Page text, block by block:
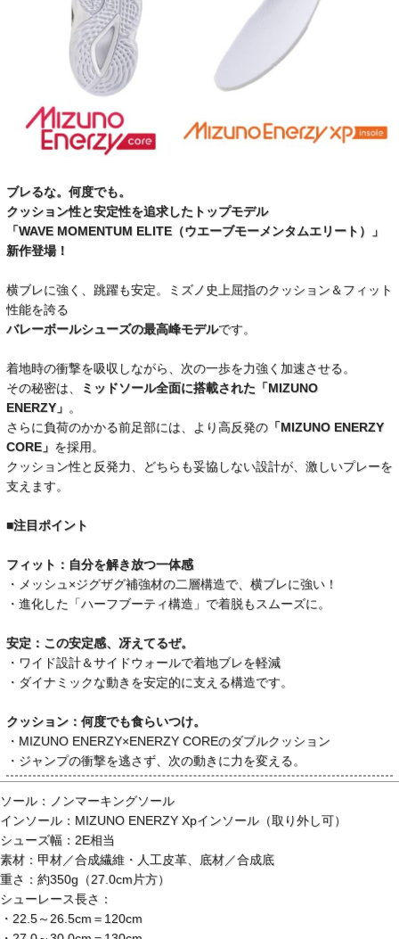
ブレるな。何度でも。
クッション性と安定性を追求したトップモデル
「WAVE MOMENTUM ELITE（ウエーブモーメンタムエリート）」
新作登場！
横ブレに強く、跳躍も安定。ミズノ史上屈指のクッション＆フィット
性能を誇る
バレーボールシューズの最高峰モデルです。
着地時の衝撃を吸収しながら、次の一歩を力強く加速させる。
その秘密は、
ミッドソール全面に搭載された「MIZUNO
ENERZY」 。
さらに負荷のかかる前足部には、より高反発の「MIZUNO ENERZY
CORE」 を採用。
クッション性と反発力、どちらも妥協しない設計が、激しいプレーを
支えます。
■注目ポイント
フィット：自分を解き放つ一体感
・メッシュ×ジグザグ補強材の二層構造で、横ブレに強い！
・進化した「ハーフブーティ構造」で着脱もスムーズに。
安定：この安定感、冴えてるぜ。
・ワイド設計＆サイドウォールで着地ブレを軽減
・ダイナミックな動きを安定的に支える構造です。
クッション：何度でも食らいつけ。
・MIZUNO ENERZY×ENERZY COREのダブルクッション
・ジャンプの衝撃を逃さず、次の動きに力を変える。
ソール：ノンマーキングソール
インソール：MIZUNO ENERZY Xpインソール（取り外し可）
シューズ幅：2E相当
素材：甲材／合成繊維・人工皮革、底材／合成底
重さ：約350g（27.0cm片方）
シューレース長さ：
・22.5～26.5cm＝120cm